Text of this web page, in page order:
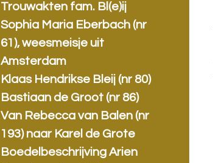
Trouwakten fam. Bl(e)ij
Sophia Maria Eberbach (nr
61), weesmeisje uit
Amsterdam
Klaas Hendrikse Bleij (nr 80)
Bastiaan de Groot (nr 86)
Van Rebecca van Balen (nr
193) naar Karel de Grote
Boedelbeschrijving Arien